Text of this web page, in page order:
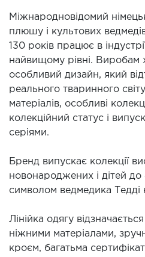
Міжнародновідомий
плюшу і культових
130 років працює в
найвищому рівні. Виробам
особливий дизайн, який
реального тваринного
матеріалів, особливі
колекційний статус і
серіями.
Бренд випускає колекції
новонароджених і дітей до
символом ведмедика Тедді
Лінійка одягу
ніжними матеріалами,
кроєм, багатьма